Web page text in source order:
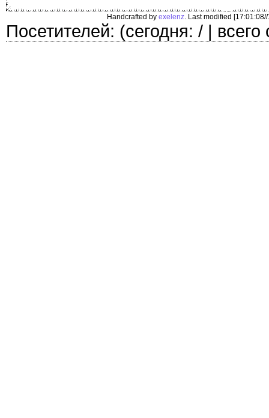
Handcrafted by exelenz. Last modified
Посетителей: (сегодня: / |